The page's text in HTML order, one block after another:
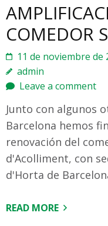
COMEDOR
11 de noviembre de
admin
Leave a comment
Junto con algunos
Barcelona hemos
renovación del
d'Acolliment, con
d'Horta de
READ MORE